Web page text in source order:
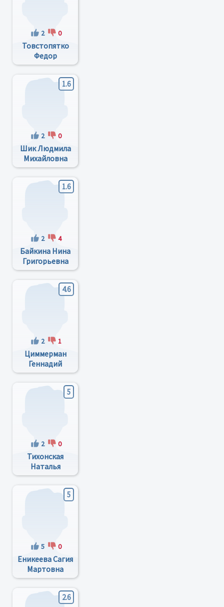
2 0
Товстопятко
Федор
Федорович
1.6
2 0
Шик Людмила
Михайловна
1.6
2 4
Байкина Нина
Григорьевна
4.6
2 1
Циммерман
Геннадий
Анатолиевич
5
2 0
Тихонская
Наталья
Ивановна
5
5 0
Еникеева Сагия
Мартовна
2.6